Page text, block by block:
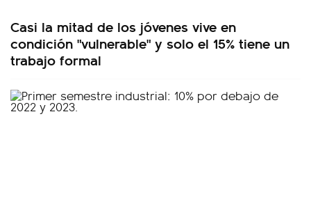
Casi la mitad de los jóvenes vive en
condición "vulnerable" y solo el 15% tiene un
trabajo formal